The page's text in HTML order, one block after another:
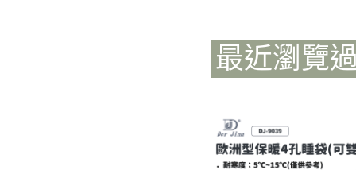
最近瀏覽